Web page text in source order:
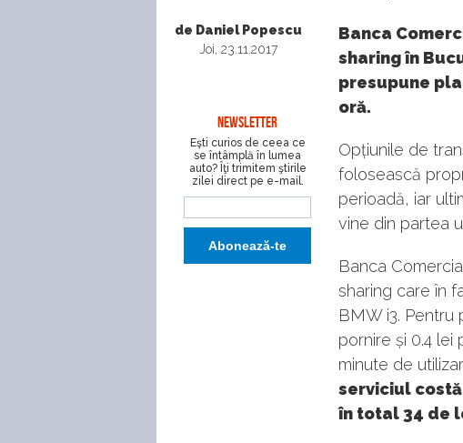
de Daniel Popescu
Joi, 23.11.2017
NEWSLETTER
Eşti curios de ceea ce
se întâmplă în lumea
auto? Îţi trimitem ştirile
zilei direct pe e-mail.
Banca
sharing în
presupune
oră.
Opțiunile de
folosească
perioadă, iar
vine din partea
Banca
sharing care în
BMW i3.
pornire și 0.4 lei
minute de
serviciul
în total 34 de